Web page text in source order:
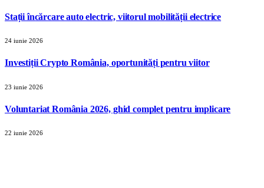
Stații încărcare auto electric, viitorul mobilității electrice
24 iunie 2026
Investiții Crypto România, oportunități pentru viitor
23 iunie 2026
Voluntariat România 2026, ghid complet pentru implicare
22 iunie 2026